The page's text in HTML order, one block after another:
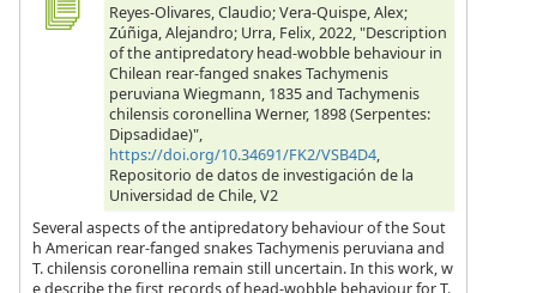
Reyes-Olivares, Claudio; Vera-Quispe, Alex;
Zúñiga, Alejandro; Urra, Felix, 2022, "Description
of the antipredatory head-wobble behaviour in
Chilean rear-fanged snakes Tachymenis
peruviana Wiegmann, 1835 and Tachymenis
chilensis coronellina Werner, 1898 (Serpentes:
Dipsadidae)",
https://doi.org/10.34691/FK2/VSB4D4,
Repositorio de datos de investigación de la
Universidad de Chile, V2
Several aspects of the antipredatory behaviour of the Sout
h American rear-fanged snakes Tachymenis peruviana and
T. chilensis coronellina remain still uncertain. In this work, w
e describe the first records of head-wobble behaviour for T.